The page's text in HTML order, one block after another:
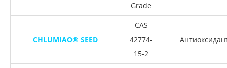
Grade
CHLUMIAO® SEED
CAS
42774-
15-2